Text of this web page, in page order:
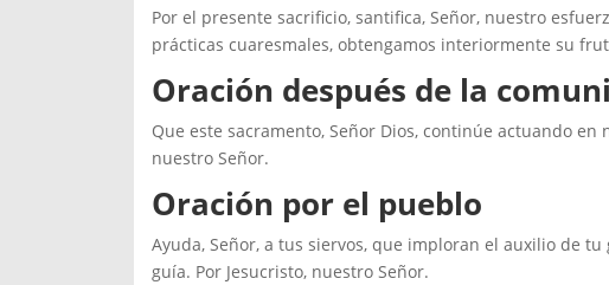
Por el presente sacrificio, santifica, Señor, nuestro
prácticas cuaresmales, obtengamos interiormente su
Oración después de la
Que este sacramento, Señor Dios, continúe actuando en
nuestro Señor.
Oración por el pueblo
Ayuda, Señor, a tus siervos, que imploran el auxilio de
guía. Por Jesucristo, nuestro Señor.